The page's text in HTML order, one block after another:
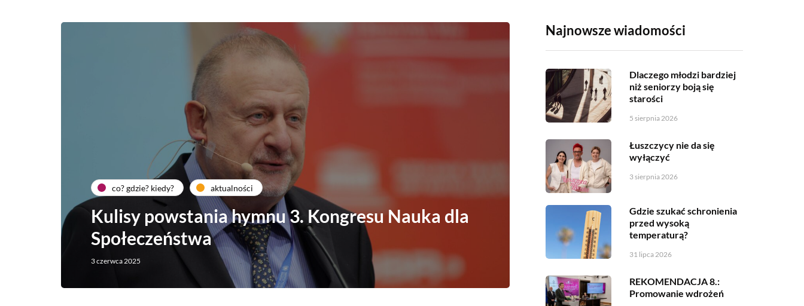
co? gdzie? kiedy? aktualności
Kulisy powstania hymnu 3. Kongresu Nauka dla
Społeczeństwa
3 czerwca 2025
Najnowsze wiadomości
Dlaczego młodzi bardziej
niż seniorzy boją się
starości
5 sierpnia 2026
Łuszczycy nie da się
wyłączyć
3 sierpnia 2026
Gdzie szukać schronienia
przed wysoką
temperaturą?
31 lipca 2026
REKOMENDACJA 8.:
Promowanie wdrożeń